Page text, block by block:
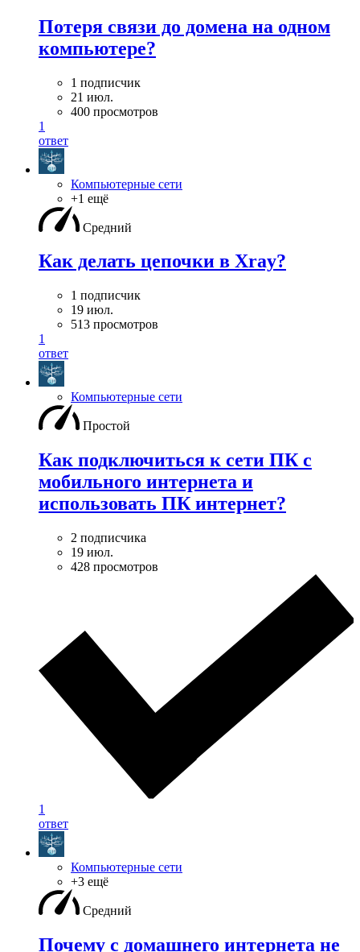
Потеря связи до домена на одном
компьютере?
1 подписчик
21 июл.
400 просмотров
1
ответ
Компьютерные сети
+1 ещё
Средний
Как делать цепочки в Xray?
1 подписчик
19 июл.
513 просмотров
1
ответ
Компьютерные сети
Простой
Как подключиться к сети ПК с
мобильного интернета и
использовать ПК интернет?
2 подписчика
19 июл.
428 просмотров
1
ответ
Компьютерные сети
+3 ещё
Средний
Почему с домашнего интернета не